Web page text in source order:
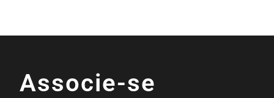
Associe-se